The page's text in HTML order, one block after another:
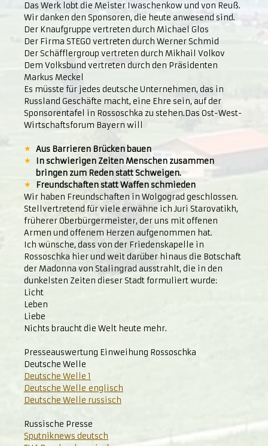
Das Werk lobt die Meister Iwaschenkow und von Reuß.
Wir danken den Sponsoren, die heute anwesend sind.
Der Knaufgruppe vertreten durch Michael Glos
Der Firma STEGO vertreten durch Werner Schmid
Der Schäfflergroup vertreten durch Mikhail Volkov
Dem Volksbund vertreten durch den Präsidenten
Markus Meckel
Es müsste für jedes deutsche Unternehmen, das in
Russland Geschäfte macht, eine Ehre sein, auf der
Sponsorentafel in Rossoschka zu stehen.Das Ost-West-
Wirtschaftsforum Bayern will
Aus Barrieren Brücken bauen
In schwierigen Zeiten Menschen zusammen
bringen zum Reden statt Schweigen.
Freundschaften statt Waffen schmieden
Wir haben Freundschaften in Wolgograd geschlossen.
Stellvertretend für viele erwähne ich Juri Starovatikh,
früherer Oberbürgermeister, der uns mit offenen
Armen und offenem Herzen aufgenommen hat.
Ich wünsche, dass von der Friedenskapelle in
Rossoschka hier und weit darüber hinaus die Botschaft
der Madonna von Stalingrad ausstrahlt, die in den
dunkelsten Zeiten dieser Stadt formuliert wurde:
Licht
Leben
Liebe
Nichts braucht die Welt heute mehr.
Presseauswertung Einweihung Rossoschka
Deutsche Welle
Deutsche Welle 1
Deutsche Welle englisch
Deutsche Welle russisch
Russische Presse
Sputniknews deutsch